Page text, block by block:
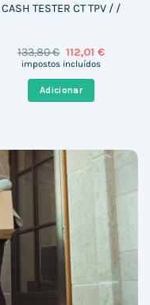
CASH TESTER CT TPV / /
133,80€ O
preço
133,80 €.
112,01 €O
impostos incluídos
Adicionar